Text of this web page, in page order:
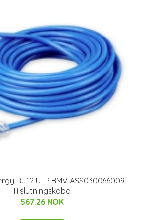
RJ12 UTP BMV ASS030066009
Tilslutningskabel
567.26 NOK